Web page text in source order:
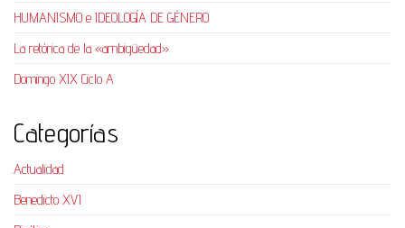
HUMANISMO e IDEOLOGÍA DE GÉNERO
La retórica de la «ambigüedad»
Domingo XIX Ciclo A
Categorías
Actualidad
Benedicto XVI